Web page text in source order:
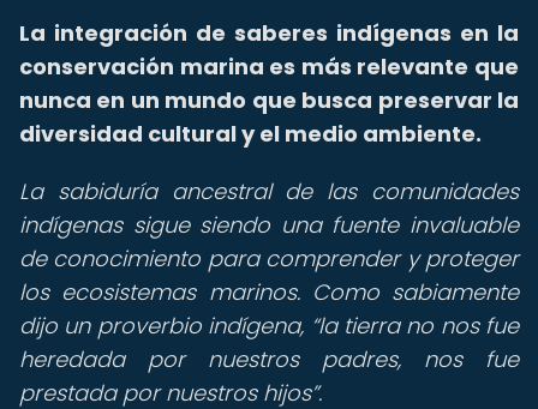
La integración de saberes indígenas en la
conservación marina es más relevante que
nunca en un mundo que busca preservar la
diversidad cultural y el medio ambiente.
La sabiduría ancestral de las comunidades
indígenas sigue siendo una fuente invaluable
de conocimiento para comprender y proteger
los ecosistemas marinos. Como sabiamente
dijo un proverbio indígena, la tierra no nos fue
heredada por nuestros padres, nos fue
prestada por nuestros hijos .